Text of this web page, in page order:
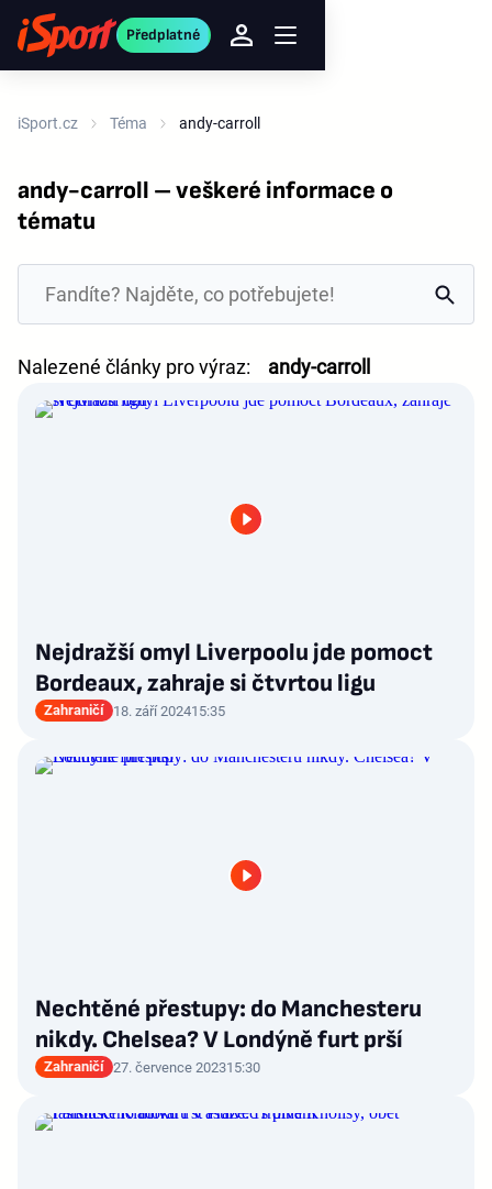
Předplatné
iSport.cz Téma andy-carroll
andy-carroll – veškeré informace o
tématu
Nalezené články pro výraz: andy-carroll
Nejdražší omyl Liverpoolu jde pomoct
Bordeaux, zahraje si čtvrtou ligu
Zahraničí 18. září 202415:35
Nechtěné přestupy: do Manchesteru
nikdy. Chelsea? V Londýně furt prší
Zahraničí 27. července 202315:30